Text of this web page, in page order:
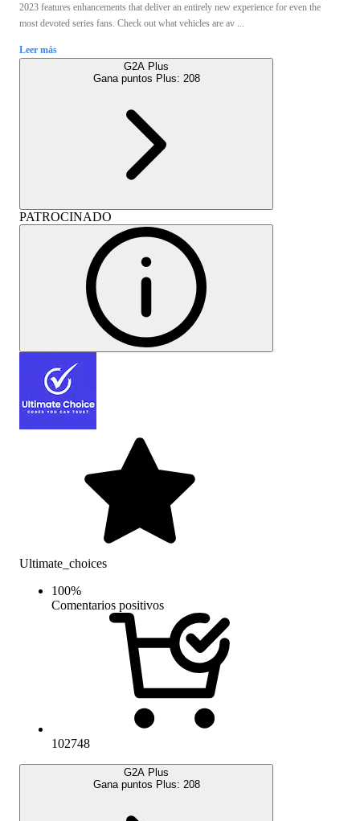
2023 features enhancements that deliver an entirely new experience for even the
most devoted series fans. Check out what vehicles are av ...
Leer más
G2A Plus
Gana puntos Plus: 208
PATROCINADO
Ultimate_choices
100%
Comentarios positivos
102748
G2A Plus
Gana puntos Plus: 208